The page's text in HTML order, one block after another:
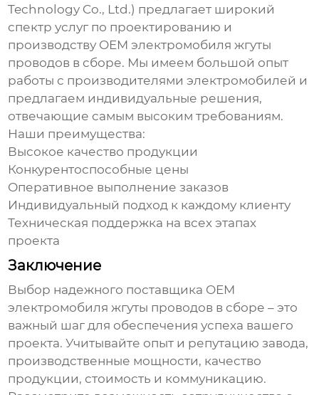
Technology Co., Ltd.) предлагает широкий
спектр услуг по проектированию и
производству OEM электромобиля жгуты
проводов в сборе. Мы имеем большой опыт
работы с производителями электромобилей и
предлагаем индивидуальные решения,
отвечающие самым высоким требованиям.
Наши преимущества:
Высокое качество продукции
Конкурентоспособные цены
Оперативное выполнение заказов
Индивидуальный подход к каждому клиенту
Техническая поддержка на всех этапах
проекта
Заключение
Выбор надежного поставщика OEM
электромобиля жгуты проводов в сборе – это
важный шаг для обеспечения успеха вашего
проекта. Учитывайте опыт и репутацию завода,
производственные мощности, качество
продукции, стоимость и коммуникацию.